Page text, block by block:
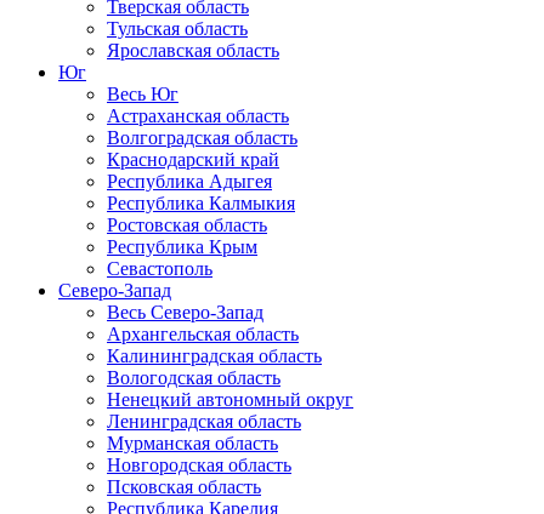
Тверская область
Тульская область
Ярославская область
Юг
Весь Юг
Астраханская область
Волгоградская область
Краснодарский край
Республика Адыгея
Республика Калмыкия
Ростовская область
Республика Крым
Севастополь
Северо-Запад
Весь Северо-Запад
Архангельская область
Калининградская область
Вологодская область
Ненецкий автономный округ
Ленинградская область
Мурманская область
Новгородская область
Псковская область
Республика Карелия